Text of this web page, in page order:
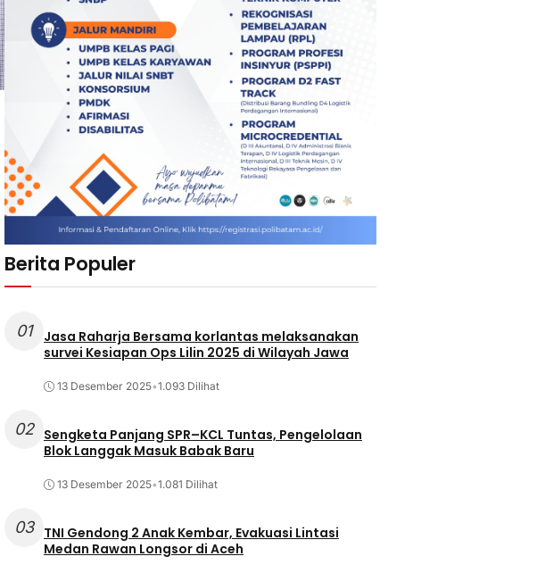
Berita Populer
01
Jasa Raharja Bersama korlantas melaksanakan
survei Kesiapan Ops Lilin 2025 di Wilayah Jawa
13 Desember 2025•1.093 Dilihat
02
Sengketa Panjang SPR–KCL Tuntas, Pengelolaan
Blok Langgak Masuk Babak Baru
13 Desember 2025•1.081 Dilihat
03
TNI Gendong 2 Anak Kembar, Evakuasi Lintasi
Medan Rawan Longsor di Aceh